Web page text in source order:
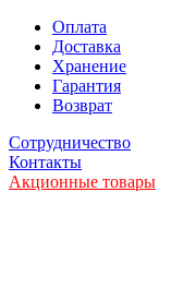
Оплата
Доставка
Хранение
Гарантия
Возврат
Сотрудничество
Контакты
Акционные товары